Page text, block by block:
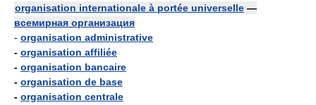
organisation internationale à portée universelle —
всемирная организация
- organisation administrative
- organisation affiliée
- organisation bancaire
- organisation de base
- organisation centrale